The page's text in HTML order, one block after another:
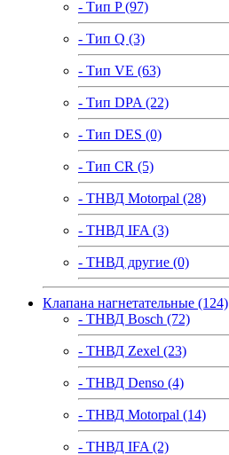
- Тип P (97)
- Тип Q (3)
- Тип VE (63)
- Тип DPA (22)
- Тип DES (0)
- Тип CR (5)
- ТНВД Motorpal (28)
- ТНВД IFA (3)
- ТНВД другие (0)
Клапана нагнетательные (124)
- ТНВД Bosch (72)
- ТНВД Zexel (23)
- ТНВД Denso (4)
- ТНВД Motorpal (14)
- ТНВД IFA (2)